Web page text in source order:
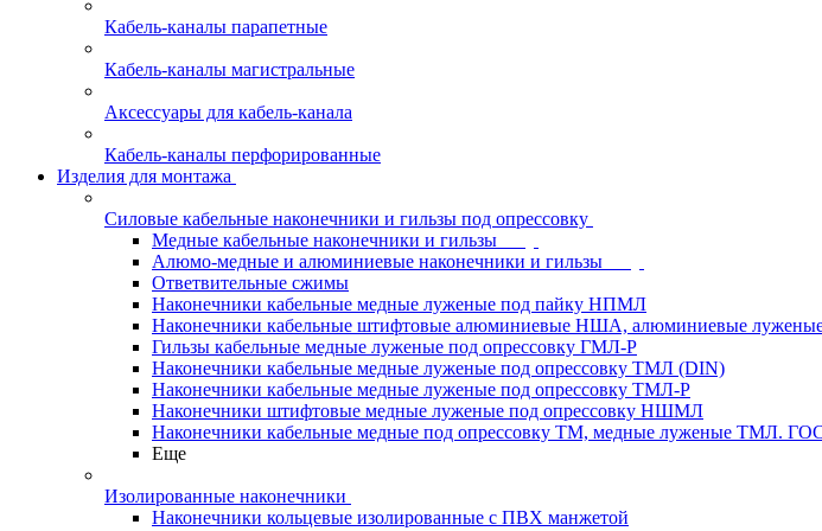
Кабель-каналы парапетные
Кабель-каналы магистральные
Аксессуары для кабель-канала
Кабель-каналы перфорированные
Изделия для монтажа
Силовые кабельные наконечники и гильзы под опрессовку
Медные кабельные наконечники и гильзы
Алюмо-медные и алюминиевые наконечники и гильзы
Ответвительные сжимы
Наконечники кабельные медные луженые под пайку НПМЛ
Наконечники кабельные штифтовые алюминиевые НША, алюминиевые
Гильзы кабельные медные луженые под опрессовку ГМЛ-Р
Наконечники кабельные медные луженые под опрессовку ТМЛ (DIN)
Наконечники кабельные медные луженые под опрессовку ТМЛ-Р
Наконечники штифтовые медные луженые под опрессовку НШМЛ
Наконечники кабельные медные под опрессовку ТМ, медные луженые ТМЛ.
Еще
Изолированные наконечники
Наконечники кольцевые изолированные с ПВХ манжетой